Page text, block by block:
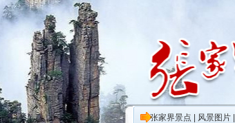
张家界景点 风景图片